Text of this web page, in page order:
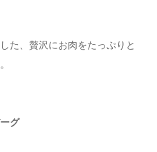
た、贅沢にお肉をたっぷりと
グ